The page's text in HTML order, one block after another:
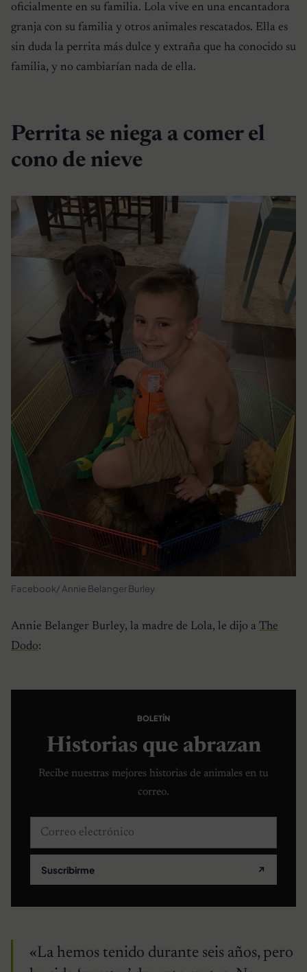
oficialmente en su familia. Lola vive en una encantadora
granja con su familia y otros animales rescatados. Ella es
sin duda la perrita más dulce y extraña que ha conocido su
familia, y no cambiarían nada de ella.
Perrita se niega a comer el
cono de nieve
Facebook/ Annie Belanger Burley
Annie Belanger Burley, la madre de Lola, le dijo a The
Dodo:
BOLETÍN
Historias que abrazan
Recibe nuestras mejores historias de animales en tu
correo.
Correo electrónico
Suscribirme ↗
«La hemos tenido durante seis años, pero